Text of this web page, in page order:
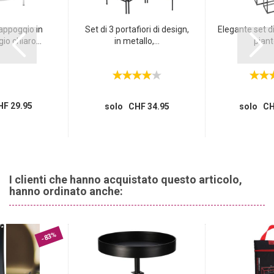
in
chiaro...
29.95
Set di 3 portafiori di design,
in metallo,...
solo CHF 34.95
Elegante set
solo
I clienti che hanno acquistato questo articolo,
hanno ordinato anche:
-83%